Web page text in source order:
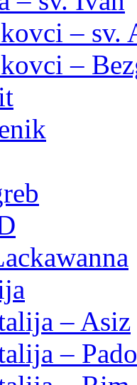
– sv.
–
– Asiz
–